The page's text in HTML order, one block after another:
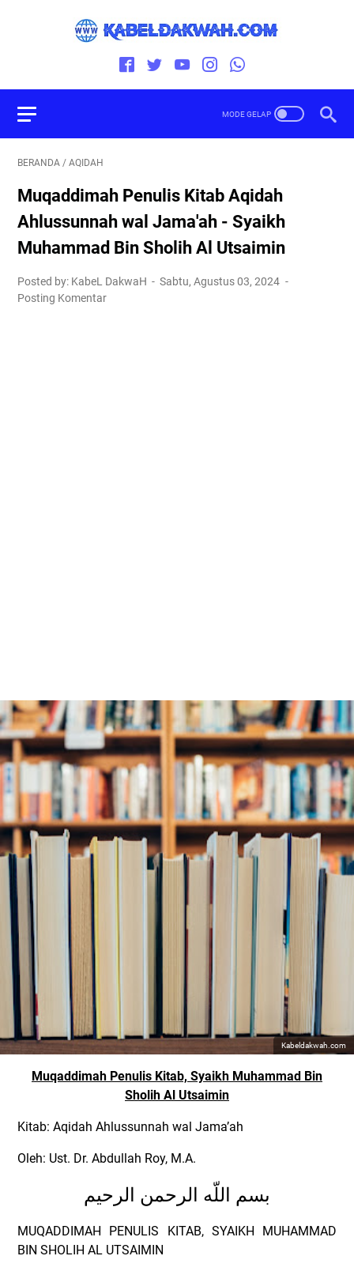
BERANDA / AQIDAH
Muqaddimah Penulis Kitab Aqidah
Ahlussunnah wal Jama'ah - Syaikh
Muhammad Bin Sholih Al Utsaimin
Posted by: KabeL DakwaH
Sabtu, Agustus 03, 2024
Posting Komentar
Kabeldakwah.com
Muqaddimah Penulis Kitab, Syaikh Muhammad Bin
Sholih Al Utsaimin
Kitab: Aqidah Ahlussunnah wal Jama’ah
Oleh: Ust. Dr. Abdullah Roy, M.A.
بسم اللّه الرحمن الرحيم
MUQADDIMAH PENULIS KITAB, SYAIKH MUHAMMAD
BIN SHOLIH AL UTSAIMIN